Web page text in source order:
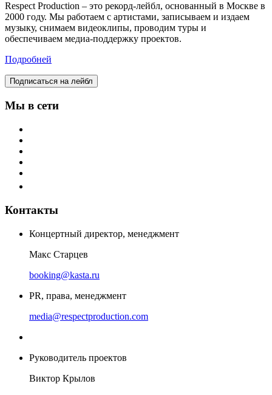
Respect Production – это рекорд-лейбл, основанный в Москве в
2000 году. Мы работаем с артистами, записываем и издаем
музыку, снимаем видеоклипы, проводим туры и
обеспечиваем медиа-поддержку проектов.
Подробней
Подписаться на лейбл
Мы в сети
Контакты
Концертный директор, менеджмент
Макс Старцев
booking@kasta.ru
PR, права, менеджмент
media@respectproduction.com
Руководитель проектов
Виктор Крылов